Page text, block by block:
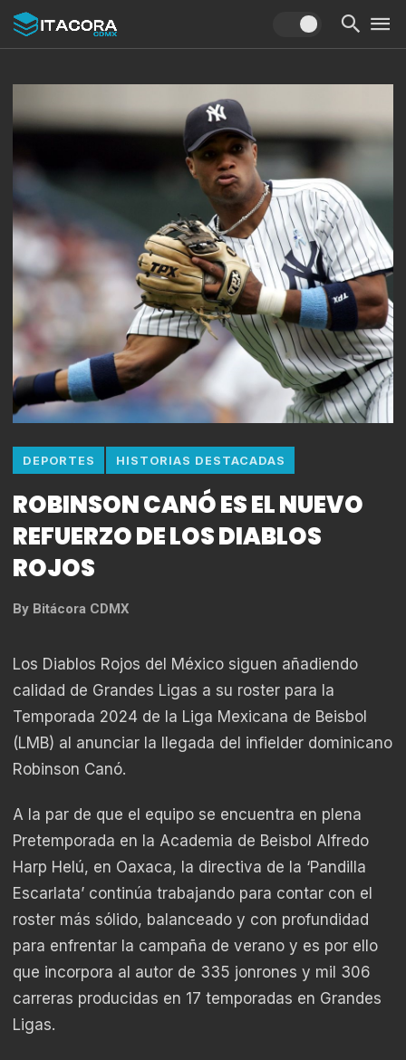
DEPORTES HISTORIAS DESTACADAS
ROBINSON CANÓ ES EL NUEVO
REFUERZO DE LOS DIABLOS
ROJOS
By Bitácora CDMX
Los Diablos Rojos del México siguen añadiendo
calidad de Grandes Ligas a su roster para la
Temporada 2024 de la Liga Mexicana de Beisbol
(LMB) al anunciar la llegada del infielder dominicano
Robinson Canó.
A la par de que el equipo se encuentra en plena
Pretemporada en la Academia de Beisbol Alfredo
Harp Helú, en Oaxaca, la directiva de la ‘Pandilla
Escarlata’ continúa trabajando para contar con el
roster más sólido, balanceado y con profundidad
para enfrentar la campaña de verano y es por ello
que incorpora al autor de 335 jonrones y mil 306
carreras producidas en 17 temporadas en Grandes
Ligas.